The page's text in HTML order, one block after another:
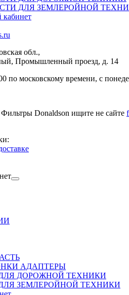
ДЛЯ ЗЕМЛЕРОЙНОЙ
обл.,
Промышленный проезд, д. 14
по московскому времени, с
Donaldson ищите не сайте
АДАПТЕРЫ
ДОРОЖНОЙ ТЕХНИКИ
ЗЕМЛЕРОЙНОЙ ТЕХНИКИ